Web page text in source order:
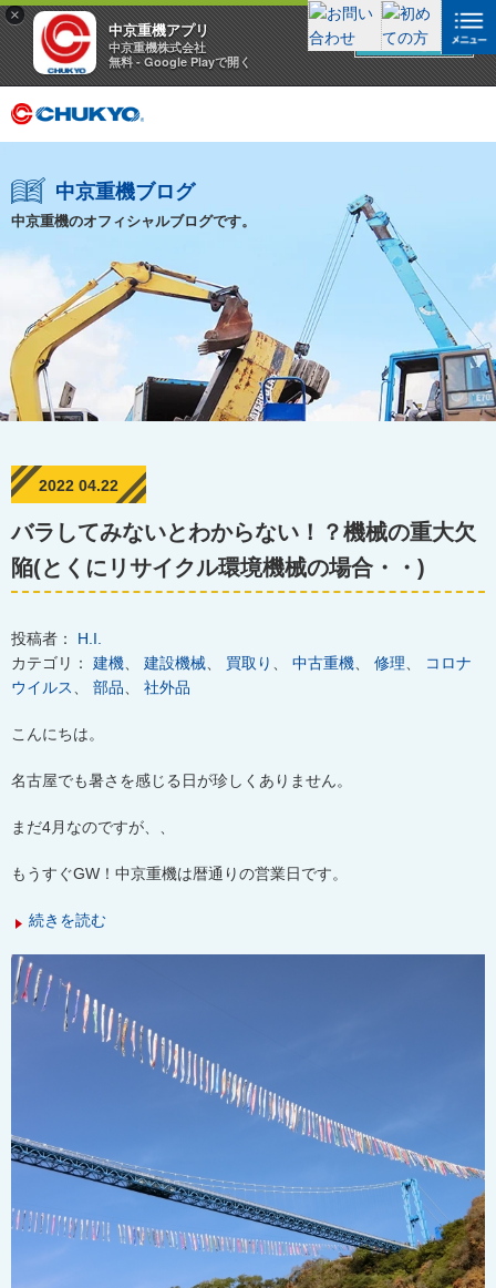
×
中京重機アプリ
中京重機株式会社
無料 - Google Playで開く
アプリを見る
中京重機ブログ
中京重機のオフィシャルブログです。
2022 04.22
バラしてみないとわからない！？機械の重大欠
陥(とくにリサイクル環境機械の場合・・)
投稿者： H.I.
カテゴリ： 建機 建設機械 買取り 中古重機 修理
コロナ
ウイルス
部品 社外品
こんにちは。
名古屋でも暑さを感じる日が珍しくありません。
まだ4月なのですが、、
もうすぐGW！中京重機は暦通りの営業日です。
続きを読む